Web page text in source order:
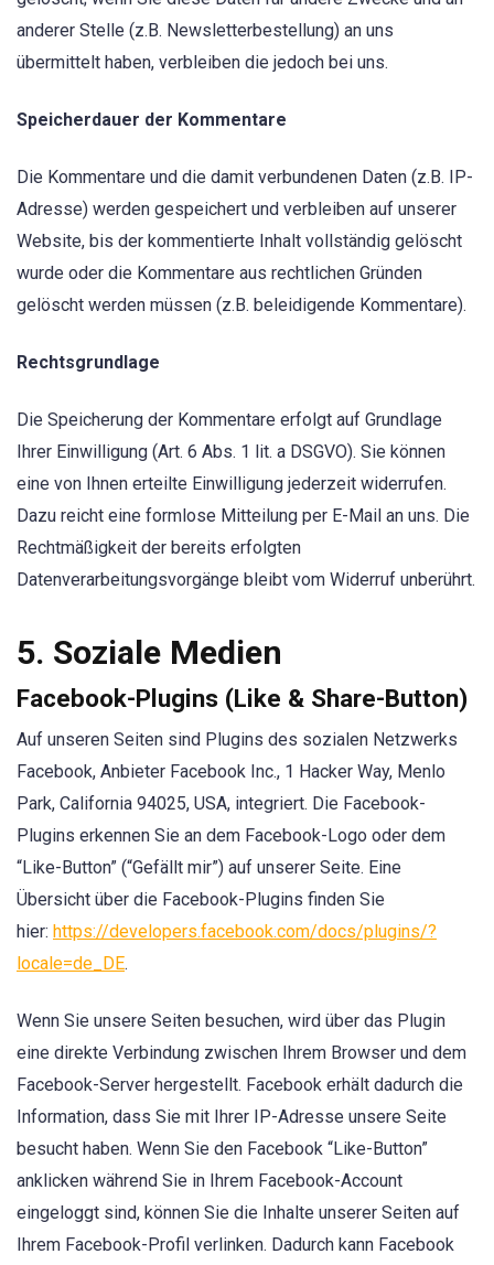
anderer Stelle (z.B. Newsletterbestellung) an uns
übermittelt haben, verbleiben die jedoch bei uns.
Speicherdauer der Kommentare
Die Kommentare und die damit verbundenen Daten (z.B. IP-
Adresse) werden gespeichert und verbleiben auf unserer
Website, bis der kommentierte Inhalt vollständig gelöscht
wurde oder die Kommentare aus rechtlichen Gründen
gelöscht werden müssen (z.B. beleidigende Kommentare).
Rechtsgrundlage
Die Speicherung der Kommentare erfolgt auf Grundlage
Ihrer Einwilligung (Art. 6 Abs. 1 lit. a DSGVO). Sie können
eine von Ihnen erteilte Einwilligung jederzeit widerrufen.
Dazu reicht eine formlose Mitteilung per E-Mail an uns. Die
Rechtmäßigkeit der bereits erfolgten
Datenverarbeitungsvorgänge bleibt vom Widerruf unberührt.
5. Soziale Medien
Facebook-Plugins (Like & Share-Button)
Auf unseren Seiten sind Plugins des sozialen Netzwerks
Facebook, Anbieter Facebook Inc., 1 Hacker Way, Menlo
Park, California 94025, USA, integriert. Die Facebook-
Plugins erkennen Sie an dem Facebook-Logo oder dem
“Like-Button” (“Gefällt mir”) auf unserer Seite. Eine
Übersicht über die Facebook-Plugins finden Sie
hier: https://developers.facebook.com/docs/plugins/?
locale=de_DE.
Wenn Sie unsere Seiten besuchen, wird über das Plugin
eine direkte Verbindung zwischen Ihrem Browser und dem
Facebook-Server hergestellt. Facebook erhält dadurch die
Information, dass Sie mit Ihrer IP-Adresse unsere Seite
besucht haben. Wenn Sie den Facebook “Like-Button”
anklicken während Sie in Ihrem Facebook-Account
eingeloggt sind, können Sie die Inhalte unserer Seiten auf
Ihrem Facebook-Profil verlinken. Dadurch kann Facebook